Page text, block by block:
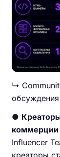
↳
●
коммерции
Influencer